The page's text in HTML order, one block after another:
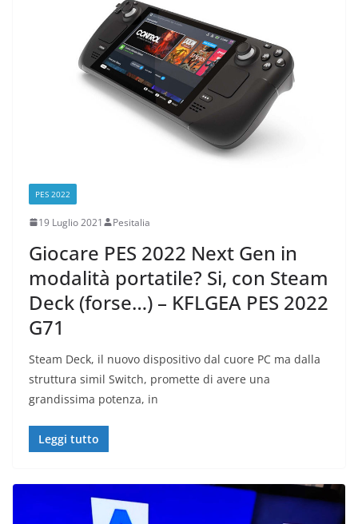
PES 2022
19 Luglio 2021 Pesitalia
Giocare PES 2022 Next Gen in
modalità portatile? Si, con Steam
Deck (forse…) – KFLGEA PES 2022
G71
Steam Deck, il nuovo dispositivo dal cuore PC ma dalla
struttura simil Switch, promette di avere una
grandissima potenza, in
Leggi tutto